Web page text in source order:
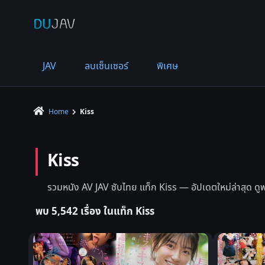
JAV ลบเซ็นเซอร์ พิเศษ
Home Kiss
Kiss
รวมหนัง AV JAV ซับไทย แท็ก Kiss — อัปเดตใหม่ล่าสุด ดู
พบ 5,542 เรื่อง ในแท็ก Kiss